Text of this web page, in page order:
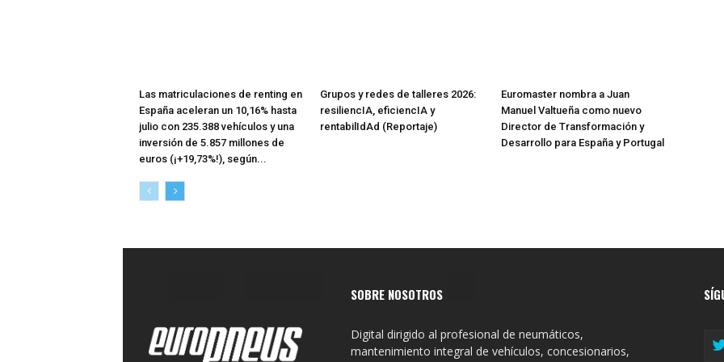
Las matriculaciones de renting en
España aceleran un 10,16% hasta
julio con 235.388 vehículos y una
inversión de 5.857 millones de
euros (¡+19,73%!), según...
Grupos y redes de talleres 2026:
resiliencIA, eficiencIA y
rentabilIdAd (Reportaje)
Euromaster nombra a Juan
Manuel Valtueña como nuevo
Director de Transformación y
Desarrollo para España y Portugal
SOBRE NOSOTROS
Digital dirigido al profesional de neumáticos,
mantenimiento integral de vehículos, concesionarios,